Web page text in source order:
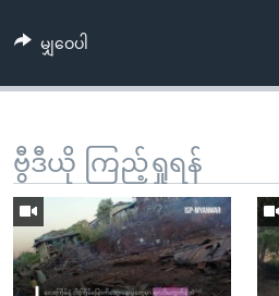
မျှဝေပါ
ဗွီဒီယို ကြည့်ရှုရန်